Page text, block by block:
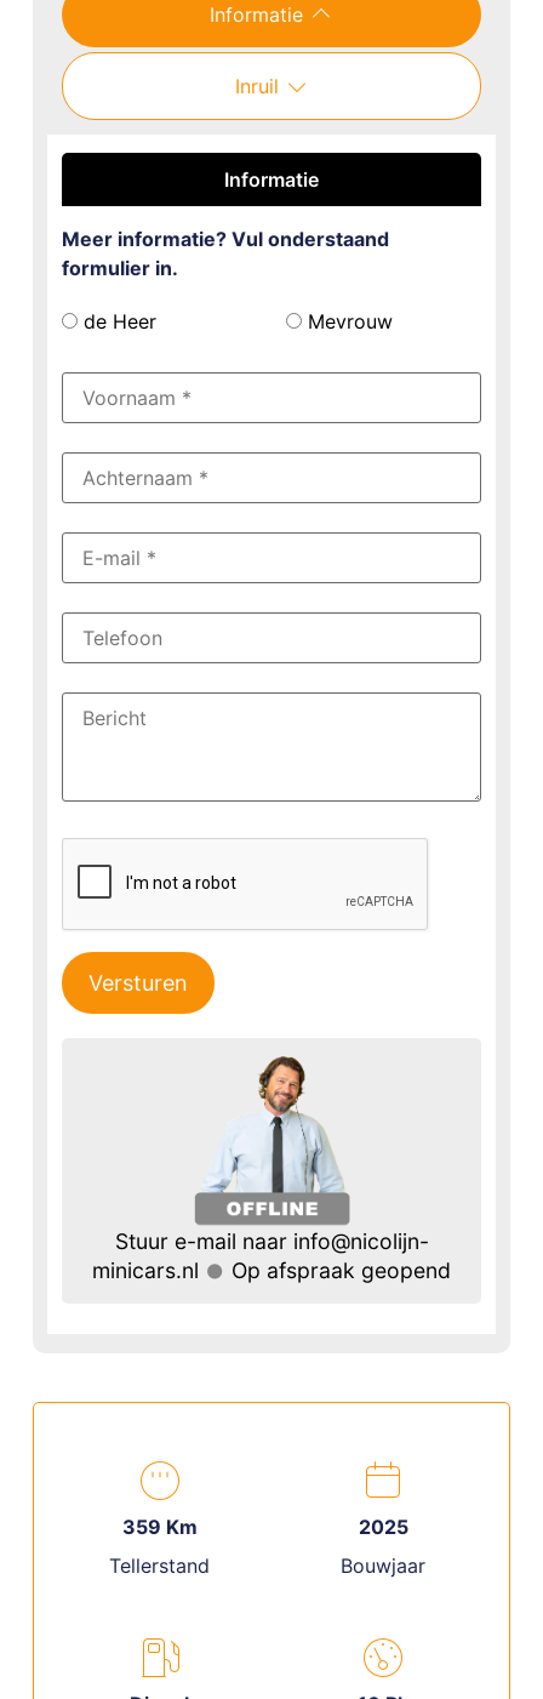
Informatie
Inruil
Informatie
Meer informatie? Vul onderstaand
formulier in.
de Heer Mevrouw
Versturen
Stuur e-mail naar info@nicolijn-
minicars.nl
Op afspraak geopend
359 Km
Tellerstand
2025
Bouwjaar